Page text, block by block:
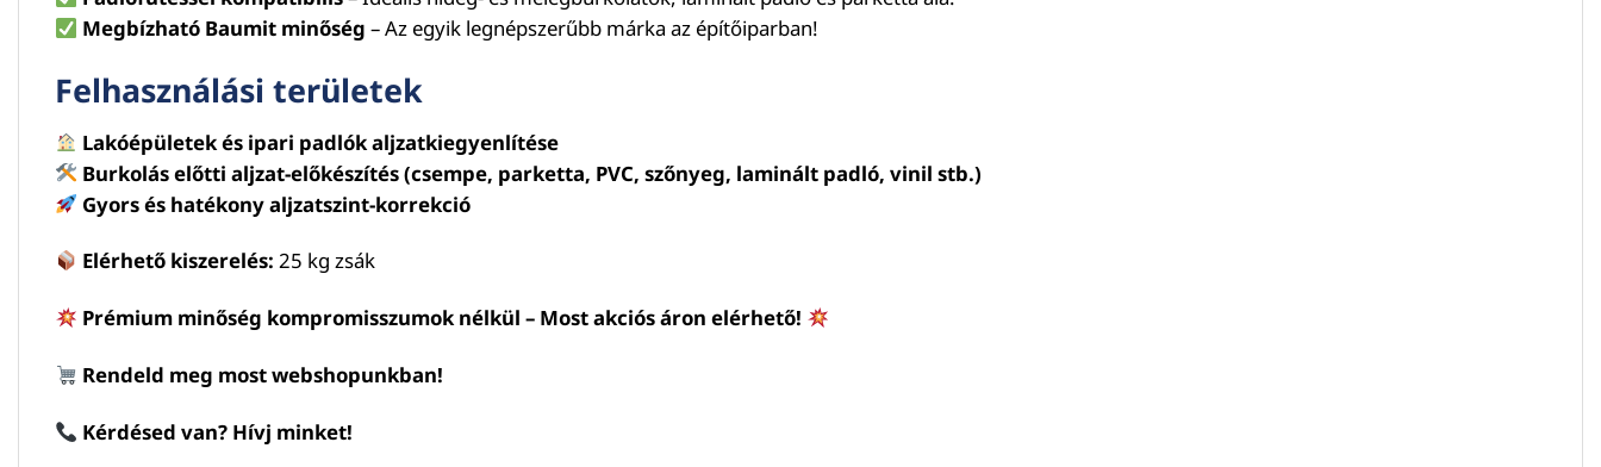
Megbízható Baumit minőség – Az egyik legnépszerűbb márka az építőiparban!
Felhasználási területek
Lakóépületek és ipari padlók aljzatkiegyenlítése
Burkolás előtti aljzat-előkészítés (csempe, parketta, PVC, szőnyeg, laminált padló, vinil stb.)
Gyors és hatékony aljzatszint-korrekció
Elérhető kiszerelés: 25 kg zsák
Prémium minőség kompromisszumok nélkül – Most akciós áron elérhető!
Rendeld meg most webshopunkban!
Kérdésed van? Hívj minket!